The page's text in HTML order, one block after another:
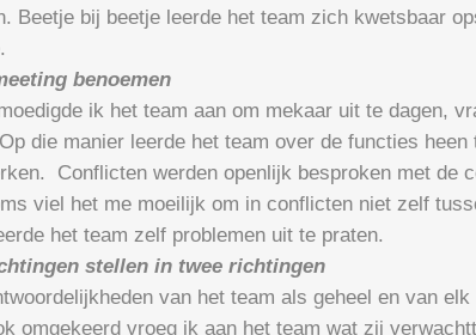
Beetje bij beetje leerde het team zich kwetsbaar
benoemen
ik het team aan om mekaar uit te dagen,
die manier leerde het team over de functies heen
Conflicten werden openlijk besproken met de
viel het me moeilijk om in conflicten niet zelf
het team zelf problemen uit te praten.
stellen in twee richtingen
van het team als geheel en van elk
omgekeerd vroeg ik aan het team wat zij